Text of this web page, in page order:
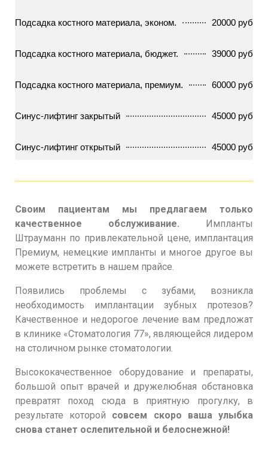
Подсадка костного материала, эконом. 20000 руб
Подсадка костного материала, бюджет. 39000 руб
Подсадка костного материала, премиум. 60000 руб
Синус-лифтинг закрытый 45000 руб
Синус-лифтинг открытый 45000 руб
Своим пациентам мы предлагаем только
качественное обслуживание. Импланты
Штрауманн по привлекательной цене, имплантация
Премиум, немецкие импланты и многое другое вы
можете встретить в нашем прайсе.
Появились проблемы с зубами, возникла
необходимость имплантации зубных протезов?
Качественное и недорогое лечение вам предложат
в клинике «Стоматология 77», являющейся лидером
на столичном рынке стоматологии.
Высококачественное оборудование и препараты,
большой опыт врачей и дружелюбная обстановка
превратят поход сюда в приятную прогулку, в
результате которой совсем скоро ваша улыбка
снова станет ослепительной и белоснежной!